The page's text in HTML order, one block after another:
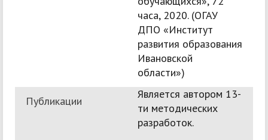
часа, 2020. (ОГАУ
ДПО «Институт
развития образования
Ивановской
области»)
Публикации
Является автором 13-
ти методических
разработок.